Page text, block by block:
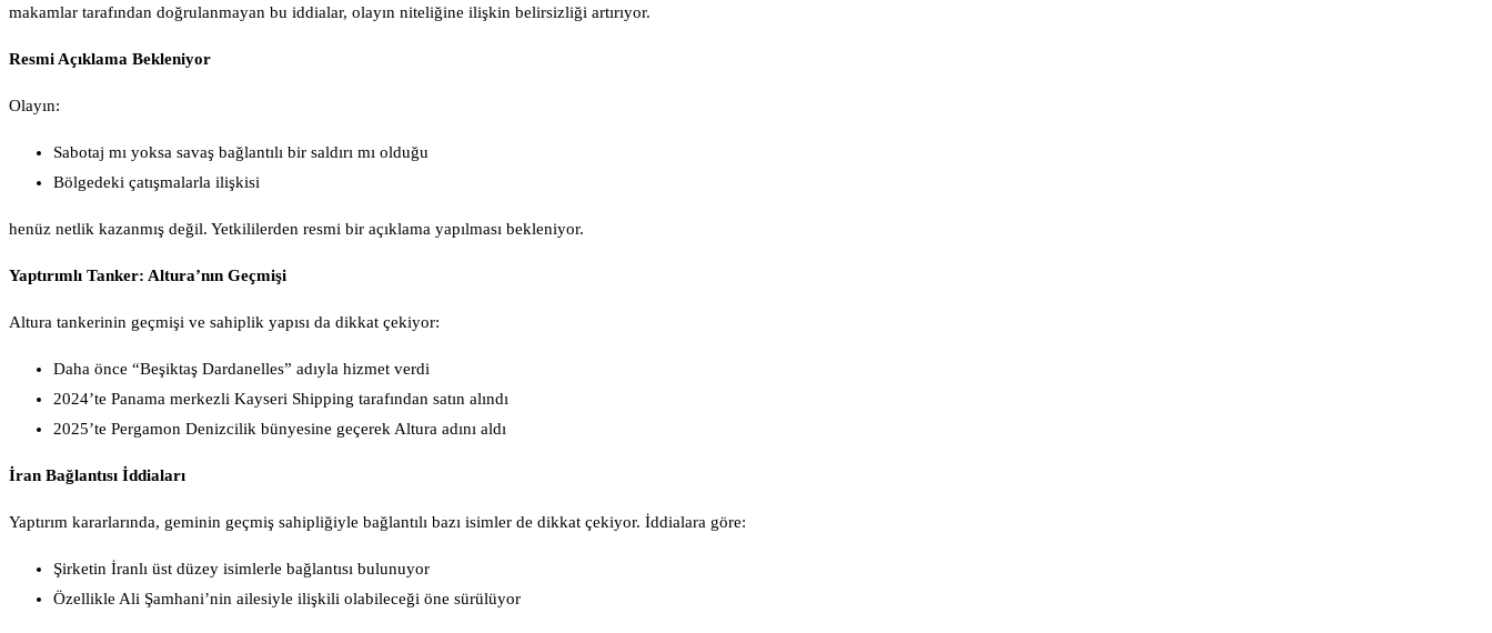
makamlar tarafından doğrulanmayan bu iddialar, olayın niteliğine ilişkin belirsizliği artırıyor.
Resmi Açıklama Bekleniyor
Olayın:
Sabotaj mı yoksa savaş bağlantılı bir saldırı mı olduğu
Bölgedeki çatışmalarla ilişkisi
henüz netlik kazanmış değil. Yetkililerden resmi bir açıklama yapılması bekleniyor.
Yaptırımlı Tanker: Altura’nın Geçmişi
Altura tankerinin geçmişi ve sahiplik yapısı da dikkat çekiyor:
Daha önce “Beşiktaş Dardanelles” adıyla hizmet verdi
2024’te Panama merkezli Kayseri Shipping tarafından satın alındı
2025’te Pergamon Denizcilik bünyesine geçerek Altura adını aldı
İran Bağlantısı İddiaları
Yaptırım kararlarında, geminin geçmiş sahipliğiyle bağlantılı bazı isimler de dikkat çekiyor. İddialara göre:
Şirketin İranlı üst düzey isimlerle bağlantısı bulunuyor
Özellikle Ali Şamhani’nin ailesiyle ilişkili olabileceği öne sürülüyor